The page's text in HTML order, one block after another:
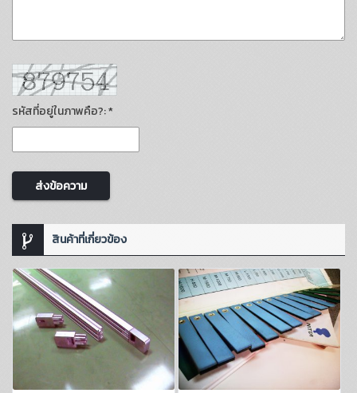
รหัสที่อยู่ในภาพคือ?: *
ส่งข้อความ
สินค้าที่เกี่ยวข้อง